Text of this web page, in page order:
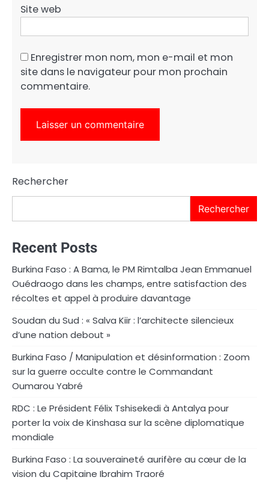
Site web
Enregistrer mon nom, mon e-mail et mon
site dans le navigateur pour mon prochain
commentaire.
Rechercher
Rechercher
Recent Posts
Burkina Faso : A Bama, le PM Rimtalba Jean Emmanuel
Ouédraogo dans les champs, entre satisfaction des
récoltes et appel à produire davantage
Soudan du Sud : « Salva Kiir : l’architecte silencieux
d’une nation debout »
Burkina Faso / Manipulation et désinformation : Zoom
sur la guerre occulte contre le Commandant
Oumarou Yabré
RDC : Le Président Félix Tshisekedi à Antalya pour
porter la voix de Kinshasa sur la scène diplomatique
mondiale
Burkina Faso : La souveraineté aurifère au cœur de la
vision du Capitaine Ibrahim Traoré